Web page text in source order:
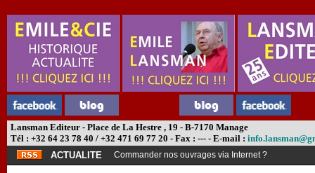
Lansman Editeur - Place de La Hestre , 19 - B-7170 Manage
Tél : +32 64 23 78 40 / +32 471 69 77 20 - Fax : --- - E-mail :
ACTUALITE
Commander nos ouvrages via Internet ?